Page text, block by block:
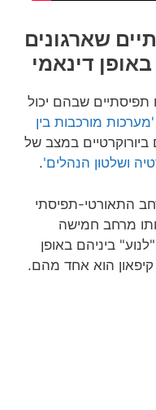
שארגונים
באופן דינאמי
שבהם יכול
מורכבות בין
ביורוקרטיים במצב של
ושלטון הנהלים'.
התאורטי-תפיסתי
מרחב חמישה
ביניהם באופן
הוא אחד מהם.